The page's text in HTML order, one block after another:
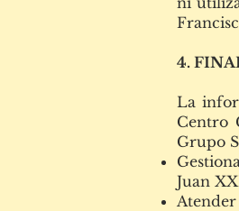
4.
La
Centro
Grupo
Juan